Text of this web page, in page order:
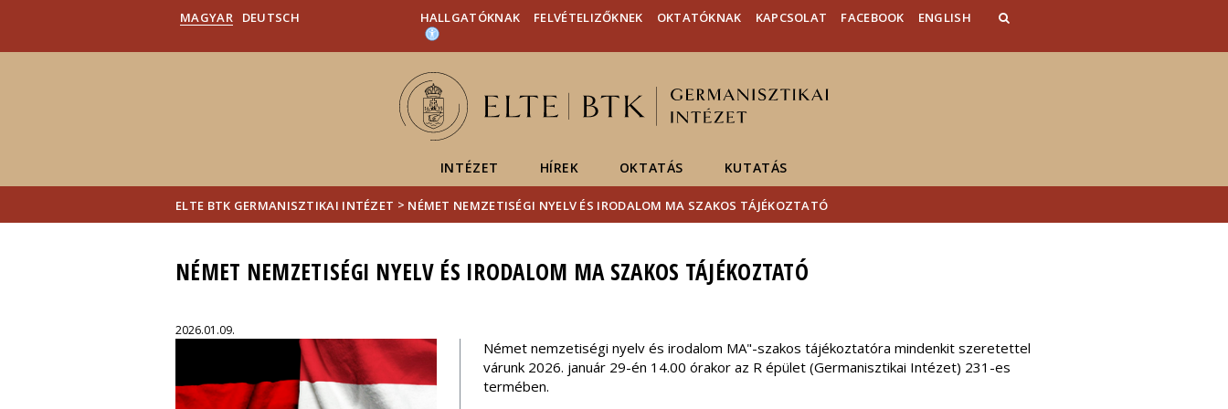
Hírek
Események
ELTE a
sajtóban
MAGYAR DEUTSCH HALLGATÓKNAK FELVÉTELIZŐKNEK OKTATÓKNAK KAPCSOLAT FACEBOOK ENGLISH
INTÉZET HÍREK OKTATÁS KUTATÁS
ELTE BTK GERMANISZTIKAI INTÉZET > NÉMET NEMZETISÉGI NYELV ÉS IRODALOM MA SZAKOS TÁJÉKOZTATÓ
NÉMET NEMZETISÉGI NYELV ÉS IRODALOM MA SZAKOS TÁJÉKOZTATÓ
2026.01.09.
Német nemzetiségi nyelv és irodalom MA"-szakos tájékoztatóra mindenkit szeretettel
várunk 2026. január 29-én 14.00 órakor az R épület (Germanisztikai Intézet) 231-es
termében.